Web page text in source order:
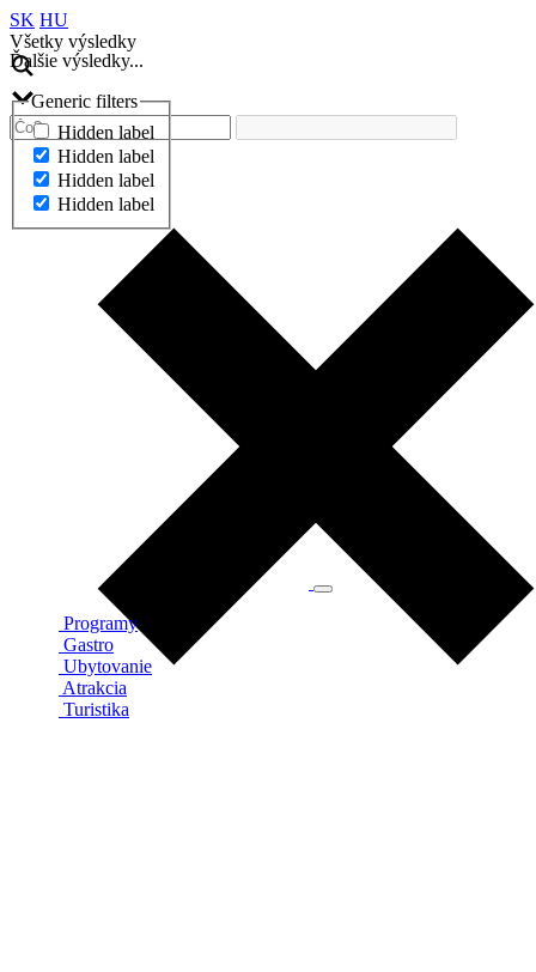
SK HU
Všetky výsledky
Ďalšie výsledky...
Generic filters
Hidden label
Hidden label
Hidden label
Hidden label
Ďalšie výsledky...
Programy
Gastro
Ubytovanie
Atrakcia
Turistika